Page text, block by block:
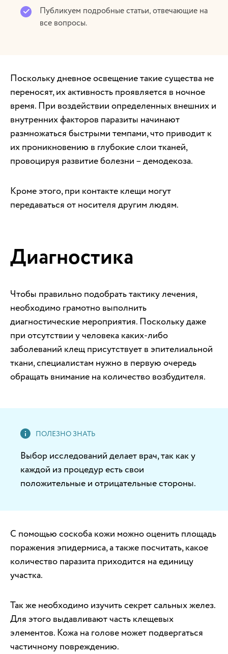
Публикуем подробные статьи, отвечающие на
все вопросы.
Поскольку дневное освещение такие существа не
переносят, их активность проявляется в ночное
время. При воздействии определенных внешних и
внутренних факторов паразиты начинают
размножаться быстрыми темпами, что приводит к
их проникновению в глубокие слои тканей,
провоцируя развитие болезни – демодекоза.
Кроме этого, при контакте клещи могут
передаваться от носителя другим людям.
Диагностика
Чтобы правильно подобрать тактику лечения,
необходимо грамотно выполнить
диагностические мероприятия. Поскольку даже
при отсутствии у человека каких-либо
заболеваний клещ присутствует в эпителиальной
ткани, специалистам нужно в первую очередь
обращать внимание на количество возбудителя.
Выбор исследований делает врач, так как у
каждой из процедур есть свои
положительные и отрицательные стороны.
С помощью соскоба кожи можно оценить площадь
поражения эпидермиса, а также посчитать, какое
количество паразита приходится на единицу
участка.
Так же необходимо изучить секрет сальных желез.
Для этого выдавливают часть клещевых
элементов. Кожа на голове может подвергаться
частичному повреждению.